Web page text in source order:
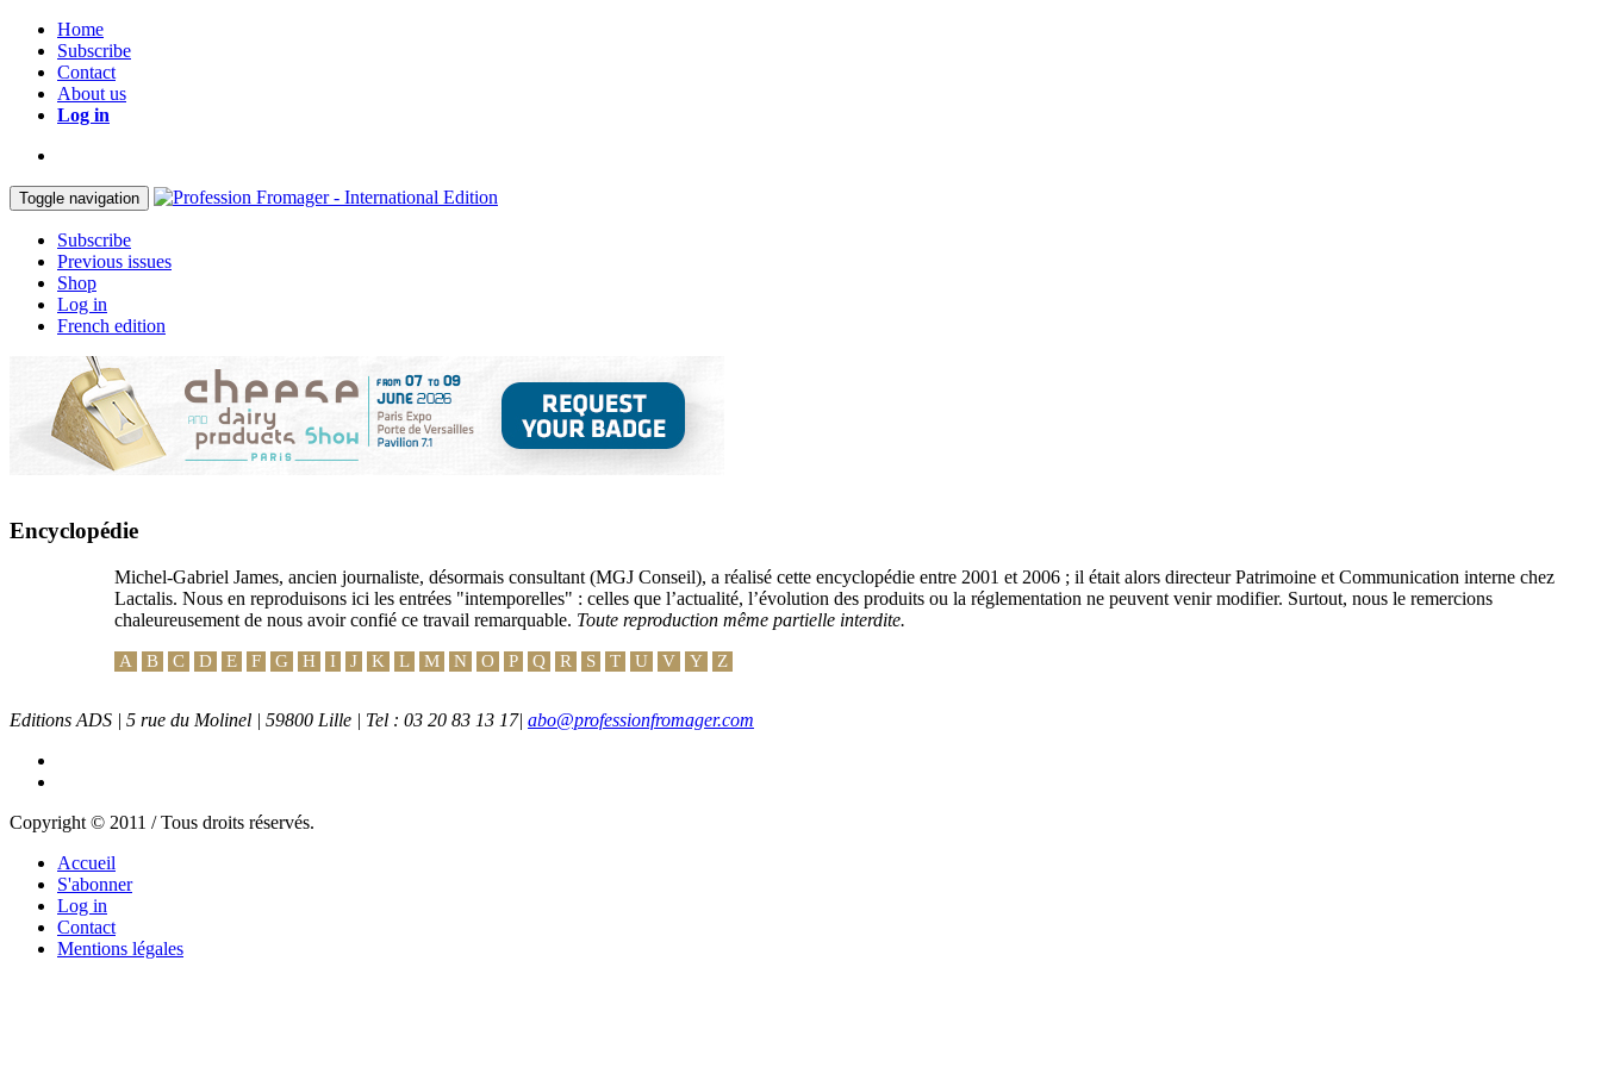
Home
Subscribe
Contact
About us
Log in
Toggle navigation
Subscribe
Previous issues
Shop
Log in
French edition
Encyclopédie
Michel-Gabriel James, ancien journaliste, désormais consultant (MGJ Conseil), a réalisé cette encyclopédie entre 2001 et 2006 ; il était alors directeur Patrimoine et Communication interne chez
Lactalis. Nous en reproduisons ici les entrées "intemporelles" : celles que l’actualité, l’évolution des produits ou la réglementation ne peuvent venir modifier. Surtout, nous le remercions
chaleureusement de nous avoir confié ce travail remarquable. Toute reproduction même partielle interdite.
A B C D E F G H I J K L M N O P Q R S T U V Y Z
Editions ADS | 5 rue du Molinel | 59800 Lille | Tel : 03 20 83 13 17| abo@professionfromager.com
Copyright © 2011 / Tous droits réservés.
Accueil
S'abonner
Log in
Contact
Mentions légales